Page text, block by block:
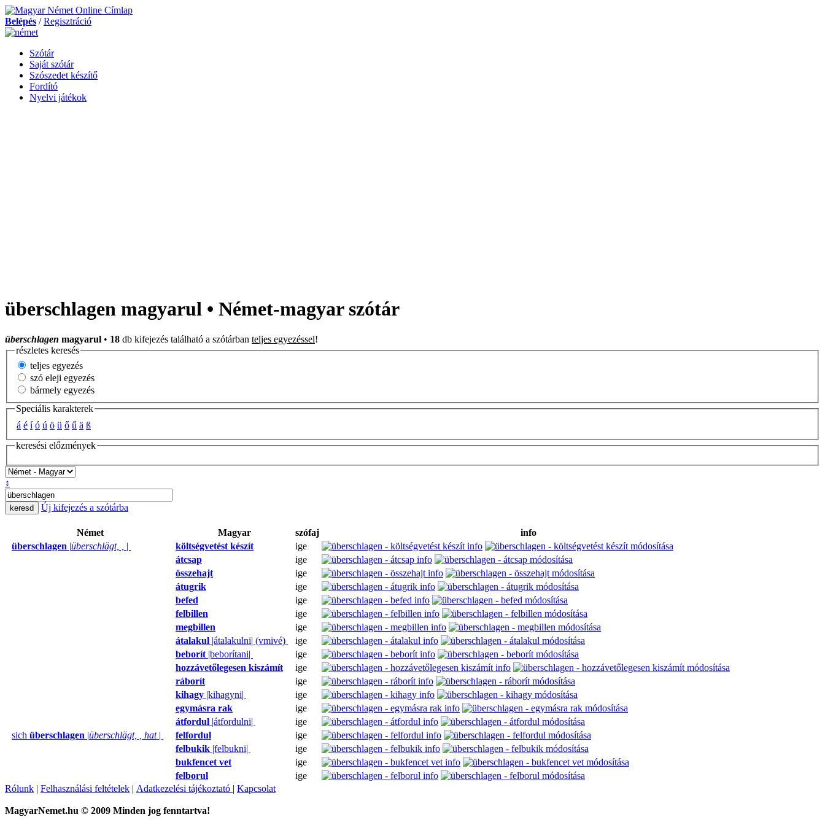
Belépés /Regisztráció
Szótár
Saját szótár
Szószedet készítő
Fordító
Nyelvi játékok
überschlagen magyarul • Német-magyar szótár
überschlagen magyarul • 18 db kifejezés található a szótárban teljes egyezéssel!
részletes keresés
teljes egyezés
szó eleji egyezés
bármely egyezés
Speciális karakterek
á é í ó ú ö ü ő ű ä ß
keresési előzmények
↕
Új kifejezés a szótárba
Német Magyar szófaj
info
überschlagen |überschlägt, , | költségvetést készít
ige
átcsap
ige
összehajt
ige
átugrik
ige
befed
ige
felbillen
ige
megbillen
ige
átalakul |átalakulni| (vmivé)
ige
beborít |beborítani|
ige
hozzávetőlegesen kiszámít
ige
ráborít
ige
kihagy |kihagyni|
ige
egymásra rak
ige
átfordul |átfordulni|
ige
sich überschlagen |überschlägt, , hat | felfordul
ige
felbukik |felbukni|
ige
bukfencet vet
ige
felborul
ige
Rólunk | Felhasználási feltételek | Adatkezelési tájékoztató | Kapcsolat
MagyarNemet.hu © 2009 Minden jog fenntartva!